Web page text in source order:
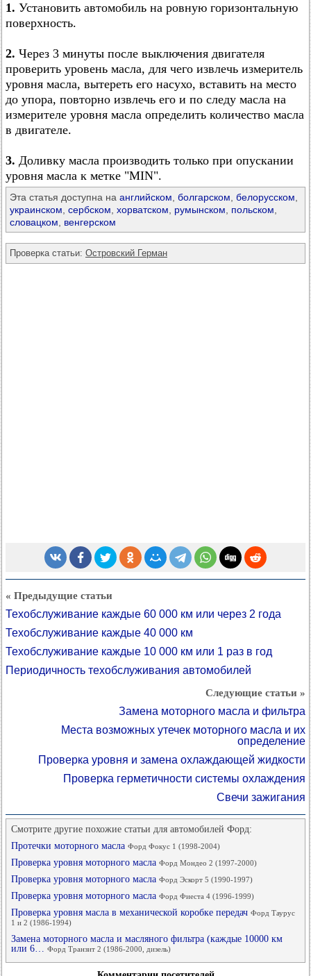
1. Установить автомобиль на ровную горизонтальную
поверхность.
2. Через 3 минуты после выключения двигателя
проверить уровень масла, для чего извлечь измеритель
уровня масла, вытереть его насухо, вставить на место
до упора, повторно извлечь его и по следу масла на
измерителе уровня масла определить количество масла
в двигателе.
3. Доливку масла производить только при опускании
уровня масла к метке "MIN".
Эта статья доступна на английском болгарском белорусском
украинском сербском хорватском румынском польском
словацком
венгерском
Проверка статьи: Островский Герман
« Предыдущие статьи
Техобслуживание каждые 60 000 км или через 2 года
Техобслуживание каждые 40 000 км
Техобслуживание каждые 10 000 км или 1 раз в год
Периодичность техобслуживания автомобилей
Следующие статьи »
Замена моторного масла и фильтра
Места возможных утечек моторного масла и их
определение
Проверка уровня и замена охлаждающей жидкости
Проверка герметичности системы охлаждения
Свечи зажигания
Смотрите другие похожие статьи для автомобилей Форд:
Протечки моторного масла Форд Фокус 1 (1998-2004)
Проверка уровня моторного масла Форд Мондео 2 (1997-2000)
Проверка уровня моторного масла Форд Эскорт 5 (1990-1997)
Проверка уровня моторного масла Форд Фиеста 4 (1996-1999)
Проверка уровня масла в механической коробке передач Форд Таурус
1 и 2 (1986-1994)
Замена моторного масла и масляного фильтра (каждые 10000 км
или 6… Форд Транзит 2 (1986-2000, дизель)